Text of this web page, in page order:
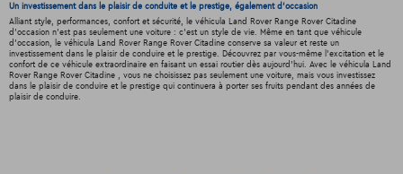
Un investissement dans le plaisir de conduite et le prestige, également d'occasion
Alliant style, performances, confort et sécurité, le véhicula Land Rover Range Rover Citadine
d'occasion n'est pas seulement une voiture : c'est un style de vie. Même en tant que véhicule
d'occasion, le véhicula Land Rover Range Rover Citadine conserve sa valeur et reste un
investissement dans le plaisir de conduire et le prestige. Découvrez par vous-même l'excitation et le
confort de ce véhicule extraordinaire en faisant un essai routier dès aujourd'hui. Avec le véhicula Land
Rover Range Rover Citadine , vous ne choisissez pas seulement une voiture, mais vous investissez
dans le plaisir de conduire et le prestige qui continuera à porter ses fruits pendant des années de
plaisir de conduire.